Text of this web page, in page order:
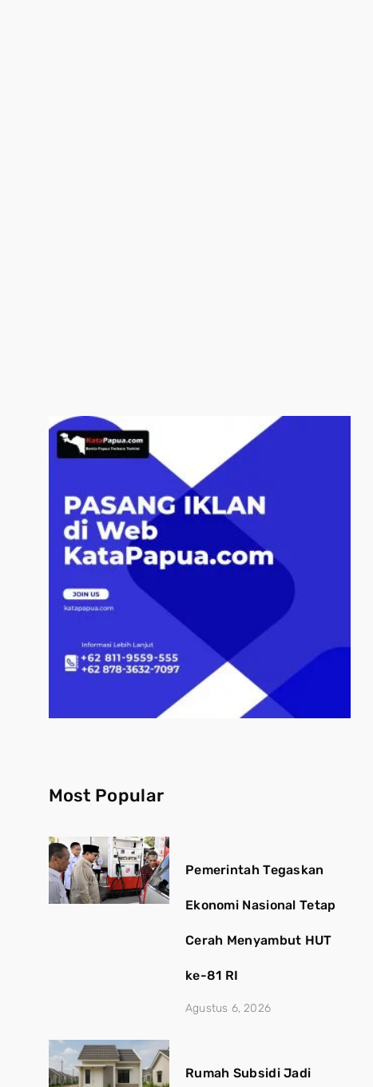
Most Popular
Pemerintah Tegaskan
Ekonomi Nasional Tetap
Cerah Menyambut HUT
ke-81 RI
Agustus 6, 2026
Rumah Subsidi Jadi